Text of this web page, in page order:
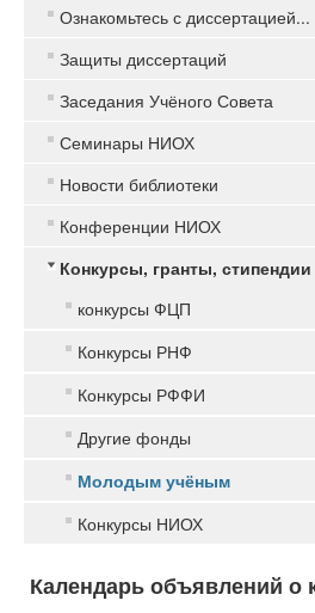
Ознакомьтесь с диссертацией...
Защиты диссертаций
Заседания Учёного Совета
Семинары НИОХ
Новости библиотеки
Конференции НИОХ
Конкурсы, гранты, стипендии
конкурсы ФЦП
Конкурсы РНФ
Конкурсы РФФИ
Другие фонды
Молодым учёным
Конкурсы НИОХ
Календарь объявлений о